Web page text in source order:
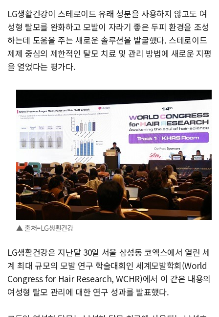
LG생활건강이 스테로이드 유래 성분을 사용하지 않고도 여
성형 탈모를 완화하고 모발이 자라기 좋은 두피 환경을 조성
하는데 도움을 주는 새로운 솔루션을 발굴했다. 스테로이드
제제 중심의 제한적인 탈모 치료 및 관리 방법에 새로운 지평
을 열었다는 평가다.
▲ 출처=LG생활건강
LG생활건강은 지난달 30일 서울 삼성동 코엑스에서 열린 세
계 최대 규모의 모발 연구 학술대회인 세계모발학회(World
Congress for Hair Research, WCHR)에서 이 같은 내용의
여성형 탈모 관리에 대한 연구 성과를 발표했다.